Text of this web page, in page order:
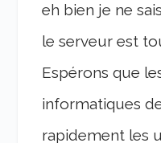
eh bien je ne
le serveur est
Espérons que
informatiques
rapidement les